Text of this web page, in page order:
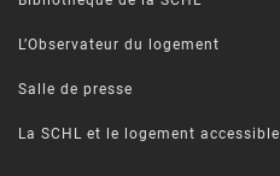
L’Observateur du logement
Salle de presse
La SCHL et le logement accessible